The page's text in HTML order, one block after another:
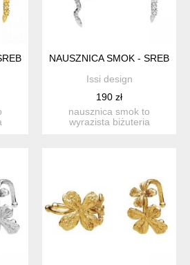
925 ZŁOCONE 24K
NAUSZNICA SMOK - SREBRO
Issi design
190 zł
nausznica smok to
wyrazista biżuteria